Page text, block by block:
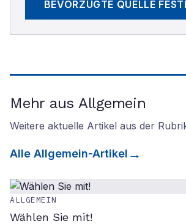
BEVORZUGTE QUELLE
Mehr aus Allgemein
Weitere aktuelle Artikel aus der
Alle Allgemein-Artikel
ALLGEMEIN
Wählen Sie mit!